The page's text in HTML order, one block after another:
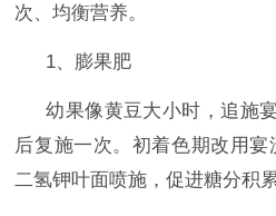
次、均衡营养‌。
1、‌膨果肥‌
幼果像黄豆大小时，追施
后复施一次。初着色期改用
二氢钾叶面喷施，促进糖分积